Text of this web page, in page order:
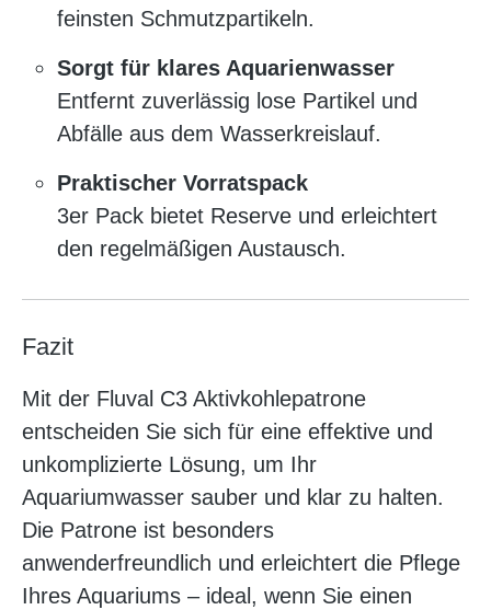
feinsten Schmutzpartikeln.
Sorgt für klares Aquarienwasser
Entfernt zuverlässig lose Partikel und
Abfälle aus dem Wasserkreislauf.
Praktischer Vorratspack
3er Pack bietet Reserve und erleichtert
den regelmäßigen Austausch.
Fazit
Mit der Fluval C3 Aktivkohlepatrone
entscheiden Sie sich für eine effektive und
unkomplizierte Lösung, um Ihr
Aquariumwasser sauber und klar zu halten.
Die Patrone ist besonders
anwenderfreundlich und erleichtert die Pflege
Ihres Aquariums – ideal, wenn Sie einen